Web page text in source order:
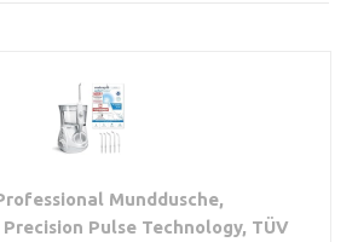
Munddusche,
Pulse Technology, TÜV